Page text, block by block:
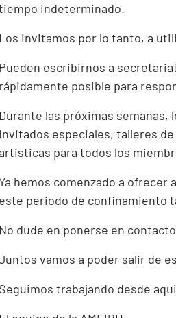
indeterminado.
Los invitamos por lo tanto, a
Pueden escribirnos a
rápidamente posible para
Durante las próximas
invitados especiales, talleres
para todos los
hemos comenzado a
este periodo de confinamiento
No dude en ponerse en
vamos a poder salir de
Seguimos trabajando desde